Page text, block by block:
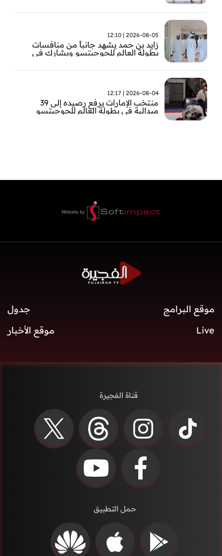
2026-08-05 | 12:10
زايد بن حمد يشهد جانباً من منافسات
بطولة العالم للجوجيتسو ويشارك في
2026-08-04 | 12:17
منتخب الإمارات يرفع رصيده إلى 39
ميدالية في بطولة العالم للجوجيتسو
موقع البرامج
جدول
Live
موقع الأخبار
قناة الفجيرة
حمل التطبيق